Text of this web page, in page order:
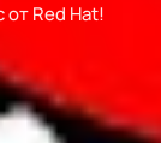
Red Hat!